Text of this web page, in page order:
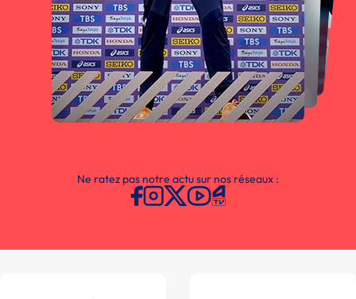
Ne ratez pas notre actu sur nos réseaux :